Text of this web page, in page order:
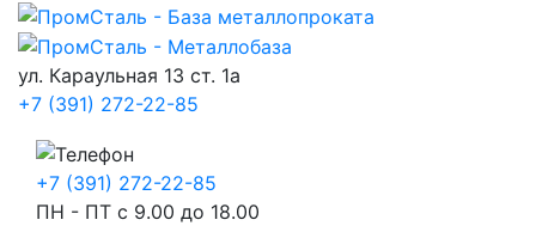
ул. Караульная 13 ст. 1а
+7 (391) 272-22-85
+7 (391) 272-22-85
ПН - ПТ с 9.00 до 18.00